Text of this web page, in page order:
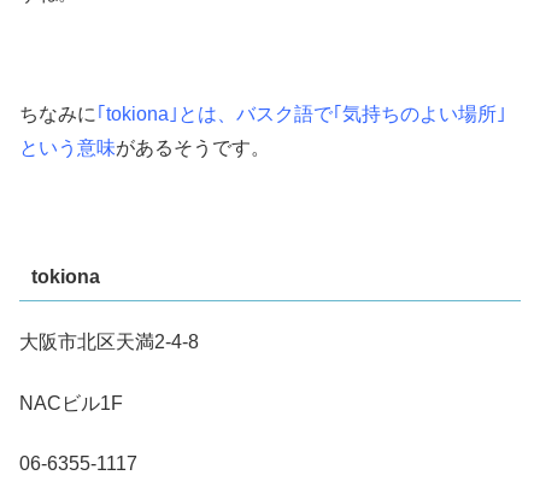
ちなみに ｢tokiona｣とは、バスク語で｢気持ちのよい場所｣
という意味があるそうです。
tokiona
大阪市北区天満2-4-8
NACビル1F
06-6355-1117